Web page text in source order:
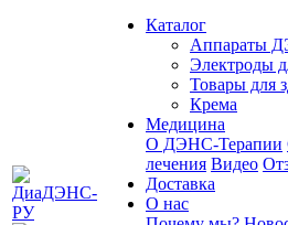
Каталог
Аппараты
Электроды
Товары для
Крема
Медицина
О ДЭНС-Терапии
лечения Видео
Доставка
О нас